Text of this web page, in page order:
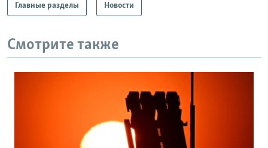
Главные разделы Новости
Смотрите также